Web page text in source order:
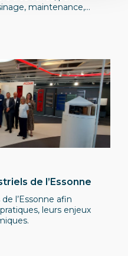
maintenance,
de l’Essonne
l’Essonne afin
leurs enjeux